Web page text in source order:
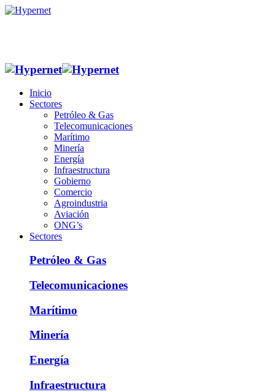
Inicio
Sectores
Petróleo & Gas
Telecomunicaciones
Marítimo
Minería
Energía
Infraestructura
Gobierno
Comercio
Agroindustria
Aviación
ONG’s
Sectores
Petróleo & Gas
Telecomunicaciones
Marítimo
Minería
Energía
Infraestructura